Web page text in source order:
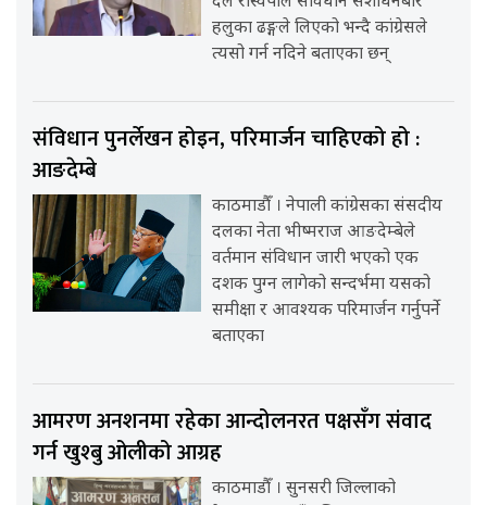
हलुका ढङ्गले लिएको भन्दै कांग्रेसले
त्यसो गर्न नदिने बताएका छन्
संविधान पुनर्लेखन होइन, परिमार्जन चाहिएको हो :
आङदेम्बे
काठमाडौँ । नेपाली कांग्रेसका संसदीय
दलका नेता भीष्मराज आङदेम्बेले
वर्तमान संविधान जारी भएको एक
दशक पुग्न लागेको सन्दर्भमा यसको
समीक्षा र आवश्यक परिमार्जन गर्नुपर्ने
बताएका
आमरण अनशनमा रहेका आन्दोलनरत पक्षसँग संवाद
गर्न खुश्बु ओलीको आग्रह
काठमाडौँ । सुनसरी जिल्लाको